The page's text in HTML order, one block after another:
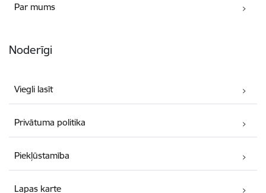
Par mums
Noderīgi
Viegli lasīt
Privātuma politika
Piekļūstamība
Lapas karte